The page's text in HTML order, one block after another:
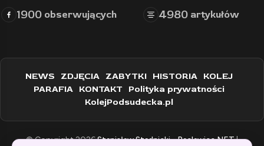
1900 obserwujących 4980 artykułów
NEWS ZDJĘCIA ZABYTKI HISTORIA KOLEJ
PARAFIA KONTAKT Polityka prywatności
KolejPodsudecka.pl
© Copyright 2026Stanisław Stadnicki - Raclawice.NET|